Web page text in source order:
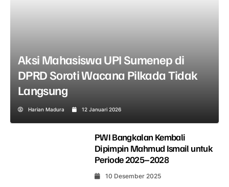
Aksi Mahasiswa UPI Sumenep di
DPRD Soroti Wacana Pilkada Tidak
Langsung
Harian Madura 12 Januari 2026
PWI Bangkalan Kembali
Dipimpin Mahmud Ismail untuk
Periode 2025–2028
10 Desember 2025